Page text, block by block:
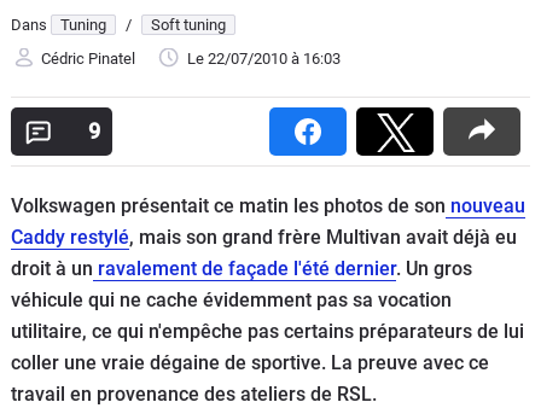
Guide
d'achat
Electriques
Utilitaires
Flottes
Auto
Services
Forum
Dans Tuning /
Soft tuning
Cédric Pinatel
Le 22/07/2010 à 16:03
9
Volkswagen présentait ce matin les photos de son nouveau
Caddy restylé, mais son grand frère Multivan avait déjà eu
droit à un ravalement de façade l'été dernier. Un gros
véhicule qui ne cache évidemment pas sa vocation
utilitaire, ce qui n'empêche pas certains préparateurs de lui
coller une vraie dégaine de sportive. La preuve avec ce
travail en provenance des ateliers de RSL.